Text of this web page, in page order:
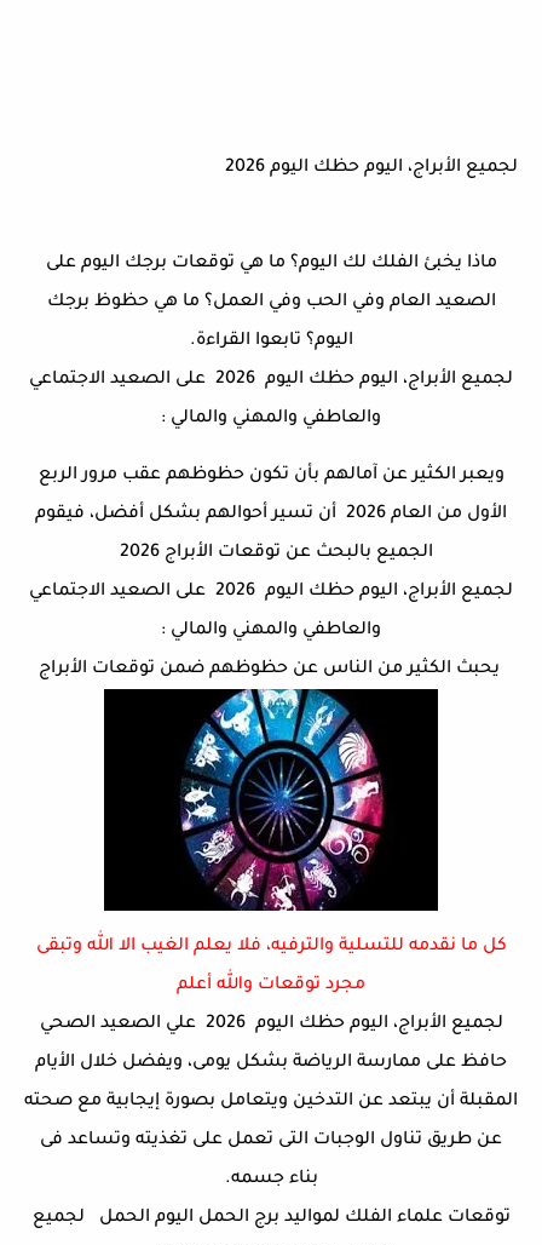
لجميع الأبراج، اليوم حظك اليوم 2026
ماذا يخبئ الفلك لك اليوم؟ ما هي توقعات برجك اليوم على
الصعيد العام وفي الحب وفي العمل؟ ما هي حظوظ برجك
اليوم؟ تابعوا القراءة.
لجميع الأبراج، اليوم حظك اليوم 2026 على الصعيد الاجتماعي
والعاطفي والمهني والمالي :
ويعبر الكثير عن آمالهم بأن تكون حظوظهم عقب مرور الربع
الأول من العام 2026 أن تسير أحوالهم بشكل أفضل، فيقوم
الجميع بالبحث عن توقعات الأبراج 2026
لجميع الأبراج، اليوم حظك اليوم
2026 على الصعيد الاجتماعي
والعاطفي والمهني والمالي :
يحبث الكثير من الناس عن حظوظهم ضمن توقعات الأبراج
كل ما نقدمه للتسلية والترفيه، فلا يعلم الغيب الا الله وتبقى
مجرد توقعات والله أعلم
لجميع الأبراج، اليوم حظك اليوم2026 علي الصعيد الصحي
حافظ على ممارسة الرياضة بشكل يومى، ويفضل خلال الأيام
المقبلة أن يبتعد عن التدخين ويتعامل بصورة إيجابية مع صحته
عن طريق تناول الوجبات التى تعمل على تغذيته وتساعد فى
بناء جسمه.
توقعات علماء الفلك لمواليد برج الحمل اليوم الحمل
لجميع